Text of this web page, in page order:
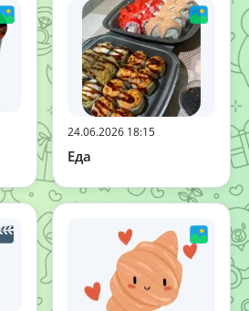
24.06.2026 18:15
Еда